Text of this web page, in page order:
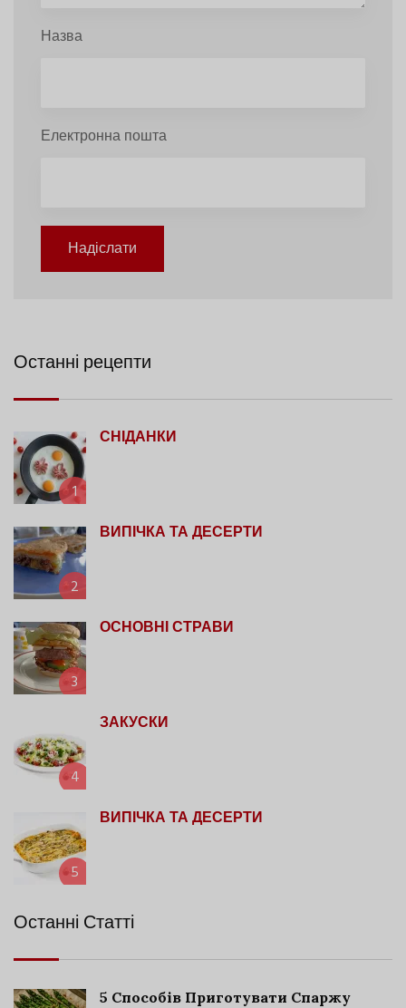
Назва
Електронна пошта
Надіслати
Останні рецепти
1
СНІДАНКИ
2
ВИПІЧКА ТА ДЕСЕРТИ
3
ОСНОВНІ СТРАВИ
4
ЗАКУСКИ
5
ВИПІЧКА ТА ДЕСЕРТИ
Останні Статті
5 Способів Приготувати Спаржу